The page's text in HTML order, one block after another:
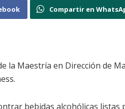
Compartir en
la Maestría en Dirección de
bebidas alcohólicas listas